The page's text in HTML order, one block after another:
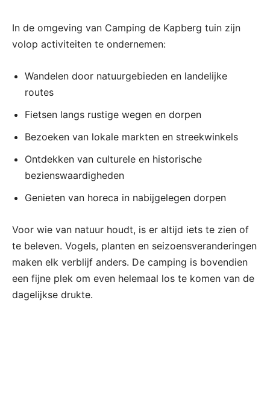
In de omgeving van Camping de Kapberg tuin zijn
volop activiteiten te ondernemen:
Wandelen door natuurgebieden en landelijke
routes
Fietsen langs rustige wegen en dorpen
Bezoeken van lokale markten en streekwinkels
Ontdekken van culturele en historische
bezienswaardigheden
Genieten van horeca in nabijgelegen dorpen
Voor wie van natuur houdt, is er altijd iets te zien of
te beleven. Vogels, planten en seizoensveranderingen
maken elk verblijf anders. De camping is bovendien
een fijne plek om even helemaal los te komen van de
dagelijkse drukte.